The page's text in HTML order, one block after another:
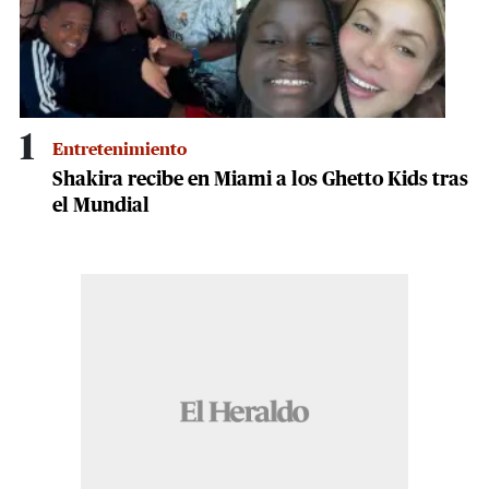
1 Entretenimiento
Shakira recibe en Miami a los Ghetto Kids tras
el Mundial